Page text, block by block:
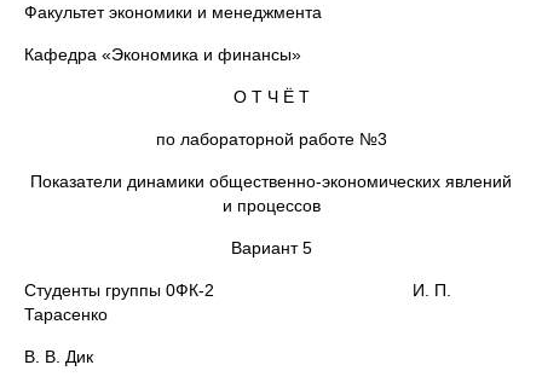
Факультет экономики и менеджмента
Кафедра «Экономика и финансы»
О Т Ч Ё Т
по лабораторной работе №3
Показатели динамики общественно-экономических явлений
и процессов
Вариант 5
Студенты группы 0ФК-2 И. П.
Тарасенко
В. В. Дик